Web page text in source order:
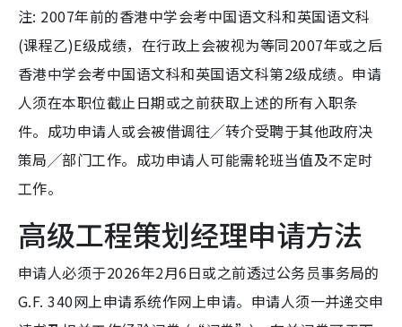
注: 2007年前的香港中学会考中国语文科和英国语文科
(课程乙)E级成绩，在行政上会被视为等同2007年或之后
香港中学会考中国语文科和英国语文科第2级成绩。申请
人须在本职位截止日期或之前获取上述的所有入职条
件。成功申请人或会被借调往╱转介受聘于其他政府决
策局╱部门工作。成功申请人可能需轮班当值及不定时
工作。
高级工程策划经理申请方法
申请人必须于2026年2月6日或之前透过公务员事务局的
G.F. 340网上申请系统作网上申请。申请人须一并递交申